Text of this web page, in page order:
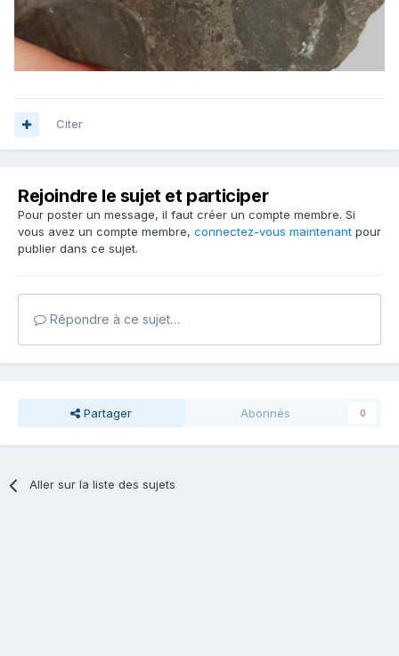
Citer
Rejoindre le sujet et participer
Pour poster un message, il faut créer un compte membre. Si
vous avez un compte membre, connectez-vous maintenant pour
publier dans ce sujet.
Répondre à ce sujet…
Partager Abonnés 0
Aller sur la liste des sujets